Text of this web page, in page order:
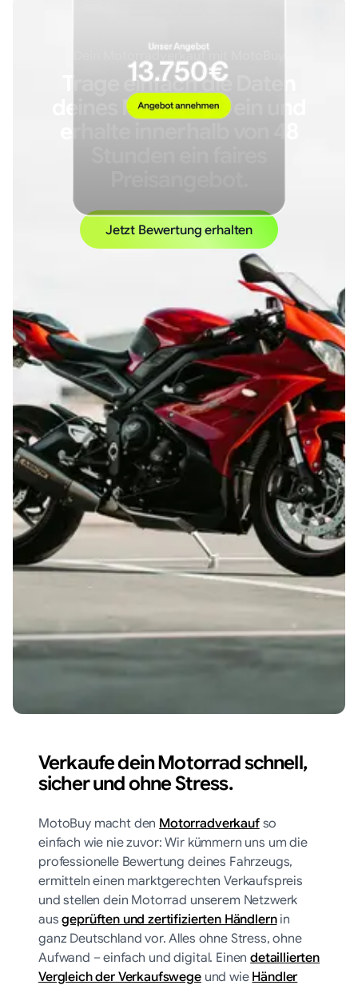
Dein Motorradverkauf mit MotoBuy
Trage einfach die Daten
deines Motorrads ein und
erhalte innerhalb von 48
Jetzt Bewertung erhalten
Verkaufe dein Motorrad schnell,
sicher und ohne Stress.
MotoBuy macht denMotorradverkaufso
einfach wie nie zuvor: Wir kümmern uns um die
professionelle Bewertung deines Fahrzeugs,
ermitteln einen marktgerechten Verkaufspreis
und stellen dein Motorrad unserem Netzwerk
ausgeprüften und zertifizierten Händlernin
ganz Deutschland vor. Alles ohne Stress, ohne
Aufwand – einfach und digital. Einendetaillierten
Vergleich der Verkaufswegeund wieHändler